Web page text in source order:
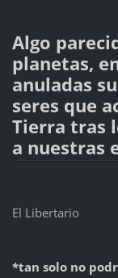
Algo
planetas,
anuladas
seres que
Tierra tras
a nuestras
El Libertario
*tan solo no